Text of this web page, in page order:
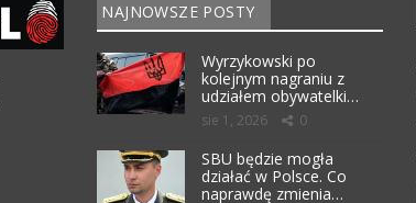
NAJNOWSZE POSTY
Wyrzykowski po
kolejnym nagraniu z
udziałem obywatelki…
sie 1, 2026 0
SBU będzie mogła
działać w Polsce. Co
naprawdę zmienia…